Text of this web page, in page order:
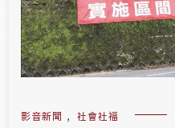
影音新聞 , 社會社福